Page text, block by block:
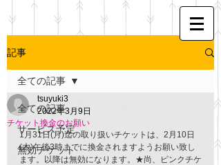
記事
全ての記事
サービス予定
無効チケット
全ての記事
チケット換金のお願い
tsuyuki3
2022年3月9日
1月31日(月)迄の取り扱いチケットは、2月10日
(木)午後3時までに換金されますようお願い致し
ます。以降は無効になります。★尚、ピンクチケ